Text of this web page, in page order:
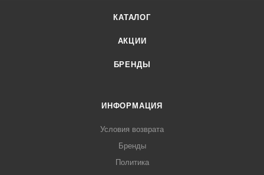
КАТАЛОГ
АКЦИИ
БРЕНДЫ
ИНФОРМАЦИЯ
Условия возврата
Бренды
Политика